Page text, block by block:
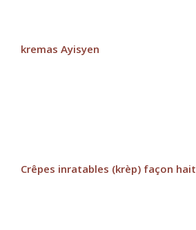
kremas Ayisyen
Crêpes inratables (krèp) façon